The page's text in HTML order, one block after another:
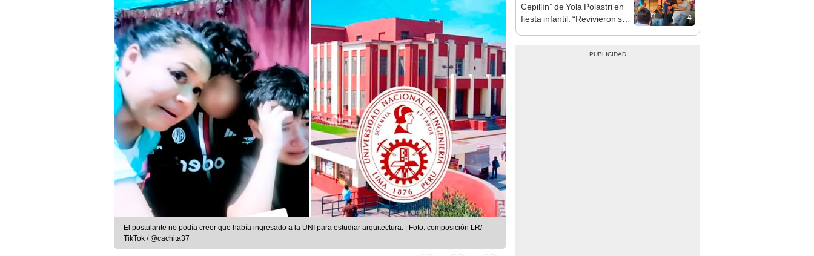
El postulante no podía creer que había ingresado a la UNI para estudiar arquitectura. | Foto: composición LR/
TikTok / @cachita37
4
Cepillín” de Yola Polastri en
fiesta infantil: “Revivieron su